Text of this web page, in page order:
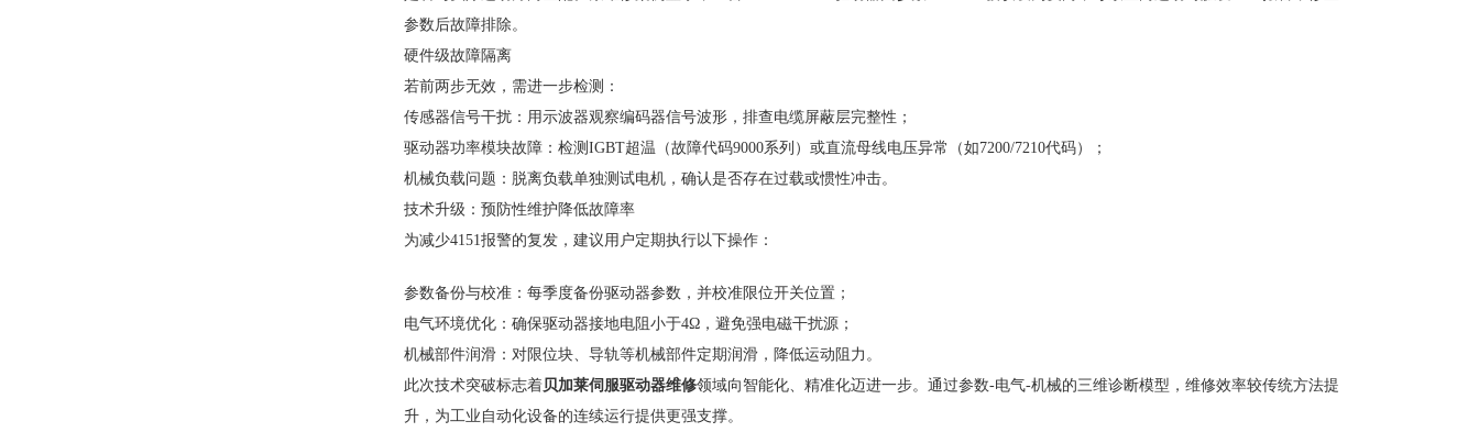
参数后故障排除。
硬件级故障隔离
若前两步无效，需进一步检测：
传感器信号干扰：用示波器观察编码器信号波形，排查电缆屏蔽层完整性；
驱动器功率模块故障：检测IGBT超温（故障代码9000系列）或直流母线电压异常（如7200/7210代码）；
机械负载问题：脱离负载单独测试电机，确认是否存在过载或惯性冲击。
技术升级：预防性维护降低故障率
为减少4151报警的复发，建议用户定期执行以下操作：
参数备份与校准：每季度备份驱动器参数，并校准限位开关位置；
电气环境优化：确保驱动器接地电阻小于4Ω，避免强电磁干扰源；
机械部件润滑：对限位块、导轨等机械部件定期润滑，降低运动阻力。
此次技术突破标志着贝加莱伺服驱动器维修领域向智能化、精准化迈进一步。通过参数-电气-机械的三维诊断模型，维修效率较传统方法提
升，为工业自动化设备的连续运行提供更强支撑。